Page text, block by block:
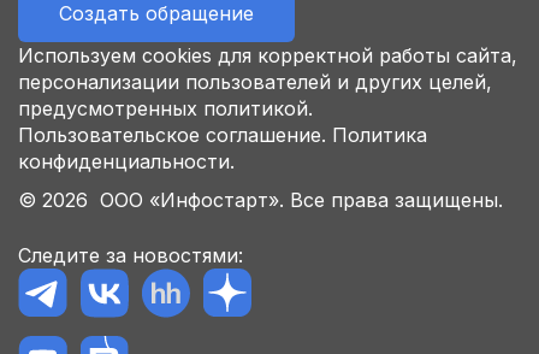
Создать обращение
Используем cookies для корректной работы сайта,
персонализации пользователей и других целей,
предусмотренных политикой.
Пользовательское соглашение. Политика
конфиденциальности.
© 2026 ООО «Инфостарт». Все права защищены.
Следите за новостями: